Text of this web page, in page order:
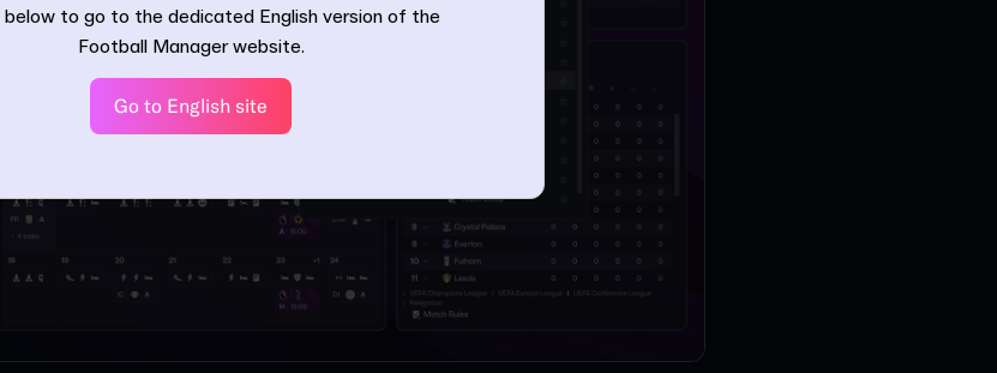
to go to the dedicated English version of the
Football Manager website.
Go to English site